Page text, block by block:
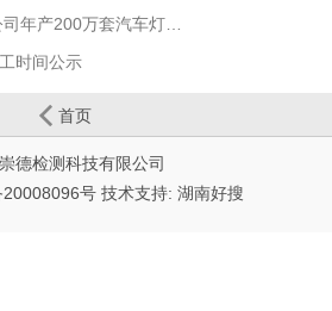
年产200万套汽车灯…
时间公示
首页
德检测科技有限公司
20008096号技术支持: 湖南好搜